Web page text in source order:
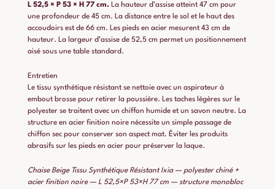
L 52,5 × P 53 × H 77 cm. La hauteur d’assise atteint 47 cm pour
une profondeur de 45 cm. La distance entre le sol et le haut des
accoudoirs est de 66 cm. Les pieds en acier mesurent 43 cm de
hauteur. La largeur d’assise de 52,5 cm permet un positionnement
aisé sous une table standard.
Entretien
Le tissu synthétique résistant se nettoie avec un aspirateur à
embout brosse pour retirer la poussière. Les taches légères sur le
polyester se traitent avec un chiffon humide et un savon neutre. La
structure en acier finition noire nécessite un simple passage de
chiffon sec pour conserver son aspect mat. Éviter les produits
abrasifs sur les pieds en acier pour préserver la laque.
Chaise Beige Tissu Synthétique Résistant Ixia — polyester chiné +
acier finition noire — L 52,5×P 53×H 77 cm — structure monobloc